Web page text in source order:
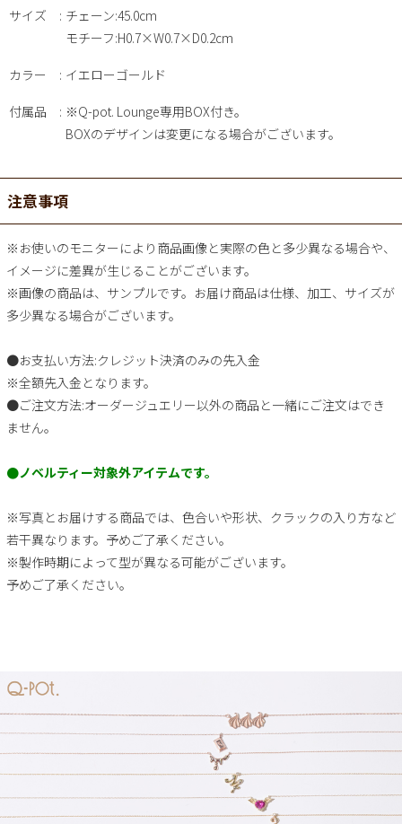
サイズ
チェーン:45.0cm
モチーフ:H0.7×W0.7×D0.2cm
カラー イエローゴールド
付属品
※Q-pot. Lounge専用BOX付き。
BOXのデザインは変更になる場合がございます。
注意事項
※お使いのモニターにより商品画像と実際の色と多少異なる場合や、
イメージに差異が生じることがございます。
※画像の商品は、サンプルです。お届け商品は仕様、加工、サイズが
多少異なる場合がございます。
●お支払い方法:クレジット決済のみの先入金
※全額先入金となります。
●ご注文方法:オーダージュエリー以外の商品と一緒にご注文はでき
ません。
●ノベルティー対象外アイテムです。
※写真とお届けする商品では、色合いや形状、クラックの入り方など
若干異なります。予めご了承ください。
※製作時期によって型が異なる可能がございます。
予めご了承ください。